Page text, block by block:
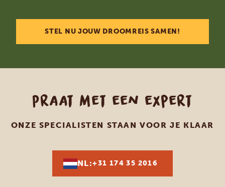
STEL NU JOUW DROOMREIS SAMEN!
Praat met een expert
ONZE SPECIALISTEN STAAN VOOR JE KLAAR
NL:+31 174 35 2016